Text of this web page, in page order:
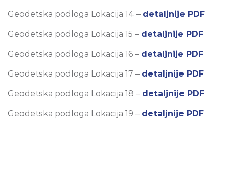
Geodetska podloga Lokacija 14 – detaljnije PDF
Geodetska podloga Lokacija 15 – detaljnije PDF
Geodetska podloga Lokacija 16 – detaljnije PDF
Geodetska podloga Lokacija 17 – detaljnije PDF
Geodetska podloga Lokacija 18 – detaljnije PDF
Geodetska podloga Lokacija 19 – detaljnije PDF